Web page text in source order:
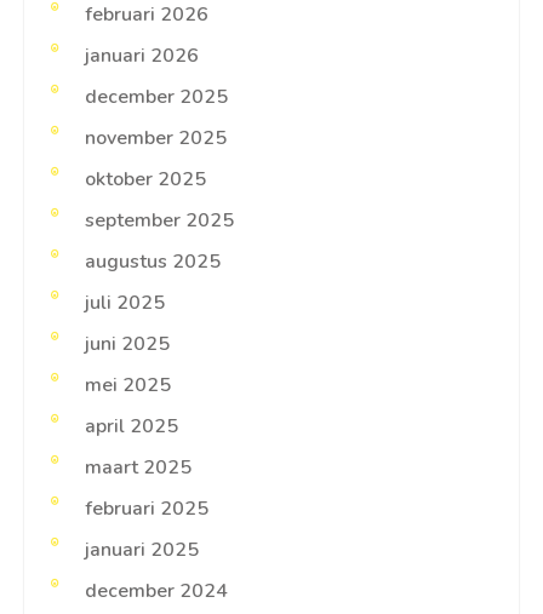
februari 2026
januari 2026
december 2025
november 2025
oktober 2025
september 2025
augustus 2025
juli 2025
juni 2025
mei 2025
april 2025
maart 2025
februari 2025
januari 2025
december 2024